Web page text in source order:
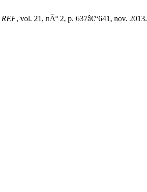
REF, vol. 21, nÂº 2, p. 637â€“641, nov. 2013.